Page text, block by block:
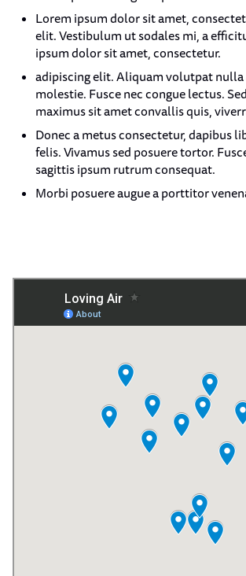
Lorem ipsum dolor sit amet,
elit. Vestibulum ut sodales mi, a
ipsum dolor sit amet, consectetur.
adipiscing elit. Aliquam volutpat
molestie. Fusce nec congue lectus.
maximus sit amet convallis quis,
Donec a metus consectetur, dapibus
felis. Vivamus sed posuere tortor.
sagittis ipsum rutrum consequat.
Morbi posuere augue a porttitor